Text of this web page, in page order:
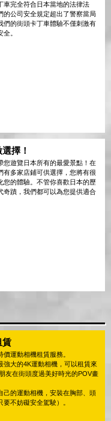
車完全符合日本當地的法律法
的公司安全規定超出了警察當局
們的街頭卡丁車體驗不僅刺激有
。
擇！
您遊覽日本所有的最愛景點！在
有多家店鋪可供選擇，您將有很
您的體驗。不管你喜歡日本的歷
奇蹟，我們都可以為您提供適合
賃
價運動相機租賃服務。
強大的4K運動相機，可以租賃來
友在街頭度過美好時光的POV畫
己的運動相機，安裝在胸部、頭
要不妨礙安全駕駛）。